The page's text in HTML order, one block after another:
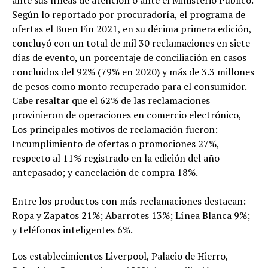
Según lo reportado por procuradoría, el programa de
ofertas el Buen Fin 2021, en su décima primera edición,
concluyó con un total de mil 30 reclamaciones en siete
días de evento, un porcentaje de conciliación en casos
concluidos del 92% (79% en 2020) y más de 3.3 millones
de pesos como monto recuperado para el consumidor.
Cabe resaltar que el 62% de las reclamaciones
provinieron de operaciones en comercio electrónico,
Los principales motivos de reclamación fueron:
Incumplimiento de ofertas o promociones 27%,
respecto al 11% registrado en la edición del año
antepasado; y cancelación de compra 18%.
Entre los productos con más reclamaciones destacan:
Ropa y Zapatos 21%; Abarrotes 13%; Línea Blanca 9%;
y teléfonos inteligentes 6%.
Los establecimientos Liverpool, Palacio de Hierro,